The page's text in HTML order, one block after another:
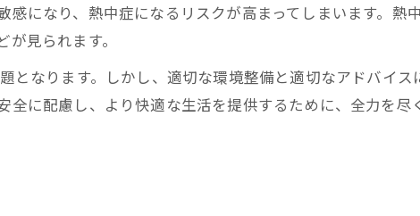
になり、熱中症になるリスクが高まってしまいます。熱
見られます。
なります。しかし、適切な環境整備と適切なアドバイス
全に配慮し、より快適な生活を提供するために、全力を尽